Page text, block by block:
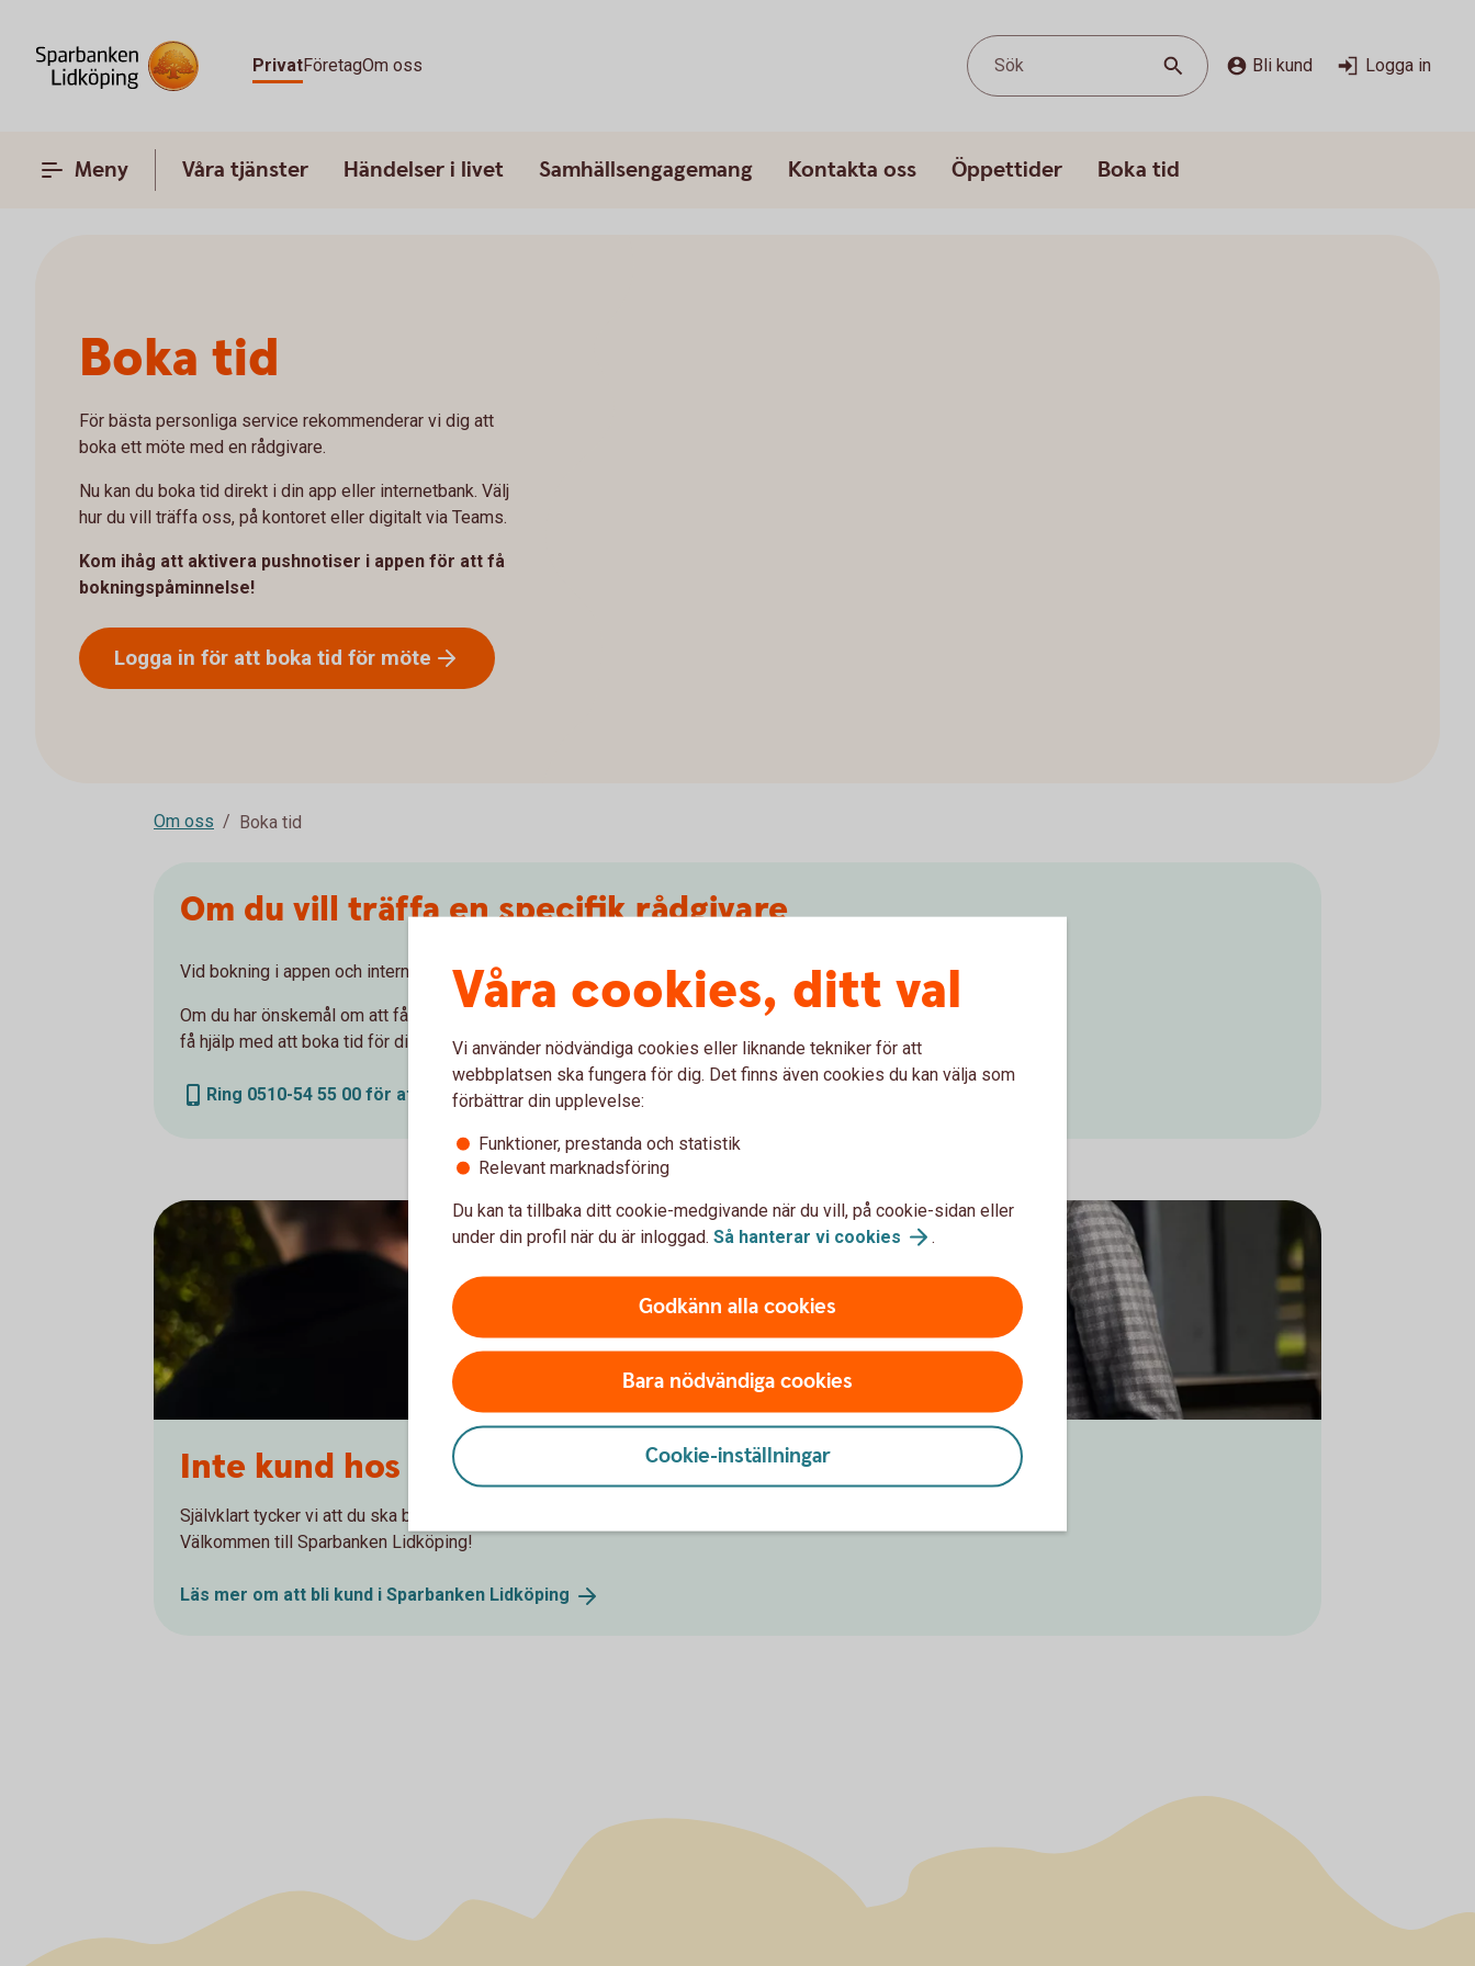
PrivatFöretagOm oss Sök Bli kund Logga in
Meny Våra tjänster Händelser i livet Samhällsengagemang Kontakta oss Öppettider Boka tid
Boka tid
För bästa personliga service rekommenderar vi dig att
boka ett möte med en rådgivare.
Nu kan du boka tid direkt i din app eller internetbank. Välj
hur du vill träffa oss, på kontoret eller digitalt via Teams.
Kom ihåg att aktivera pushnotiser i appen för att få
bokningspåminnelse!
Logga in för att boka tid för möte
Om oss Boka tid
Om du vill träffa en specifik rådgivare
Vid bokning i appen och internetbanken kan du inte välja vilken rådgivare du vill träffa.
Om du har önskemål om att få träffa en speciell rådgivare, vänligen kontakta oss för att
få hjälp med att boka tid för ditt ärende.
Ring 0510-54 55 00 för att boka tid hos en specifik rådgivare
Inte kund hos oss ännu?
Självklart tycker vi att du ska bli kund hos oss och ser fram emot att få hjälp dig.
Välkommen till Sparbanken Lidköping!
Läs mer om att bli kund i Sparbanken Lidköping
Våra cookies, ditt val
Vi använder nödvändiga cookies eller liknande tekniker för att
webbplatsen ska fungera för dig. Det finns även cookies du kan välja som
förbättrar din upplevelse:
Funktioner, prestanda och statistik
Relevant marknadsföring
Du kan ta tillbaka ditt cookie-medgivande när du vill, på cookie-sidan eller
under din profil när du är inloggad. Så hanterar vi cookies .
Godkänn alla cookies
Bara nödvändiga cookies
Cookie-inställningar